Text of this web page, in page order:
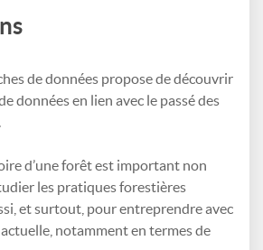
de données propose de découvrir
données en lien avec le passé des
d’une forêt est important non
les pratiques forestières
et surtout, pour entreprendre avec
notamment en termes de